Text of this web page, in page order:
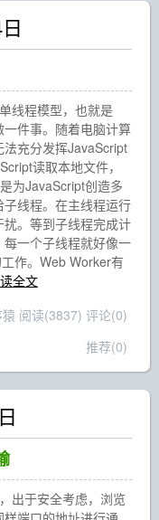
线程模型，也就是
件事。随着电脑计算
充分发挥JavaScript
读取本地文件，
为JavaScript创造多
线程。在主线程运行
。等到子线程完成计
一个子线程就好像一
作。Web Worker有
全文
阅读(3837) 评论(0)
推荐(0)
出于安全考虑，浏览